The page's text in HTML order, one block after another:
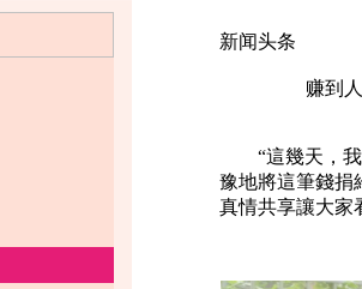
新闻头条
赚到
“這幾天，我
豫地將這筆錢捐
真情共享讓大家